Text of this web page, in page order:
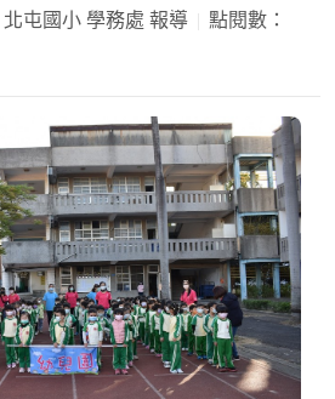
北屯國小 學務處 報導
點閱數：